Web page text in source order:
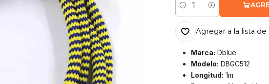
Cantidad
Agregar a la lista de
Marca: Dblue
Modelo: DBGC512
Longitud: 1m